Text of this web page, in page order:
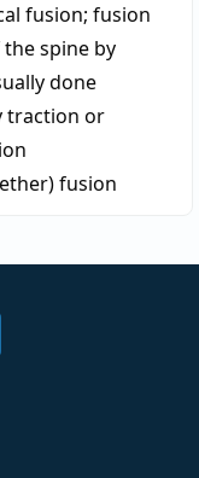
fusion; fusion
spine by
done
traction or
fusion